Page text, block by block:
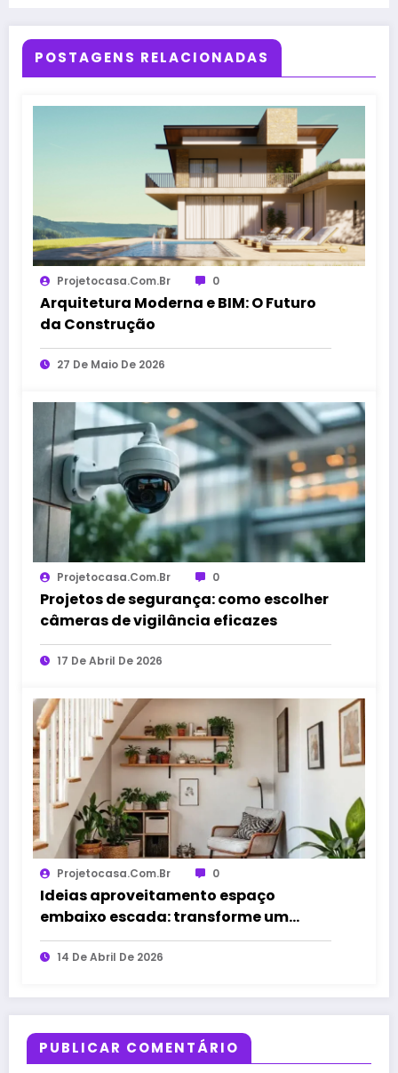
POSTAGENS RELACIONADAS
Projetocasa.com.br 0
Arquitetura Moderna e BIM: O Futuro
da Construção
27 De Maio De 2026
Projetocasa.com.br 0
Projetos de segurança: como escolher
câmeras de vigilância eficazes
17 De Abril De 2026
Projetocasa.com.br 0
Ideias aproveitamento espaço
embaixo escada: transforme um
canto esquecido
14 De Abril De 2026
PUBLICAR COMENTÁRIO